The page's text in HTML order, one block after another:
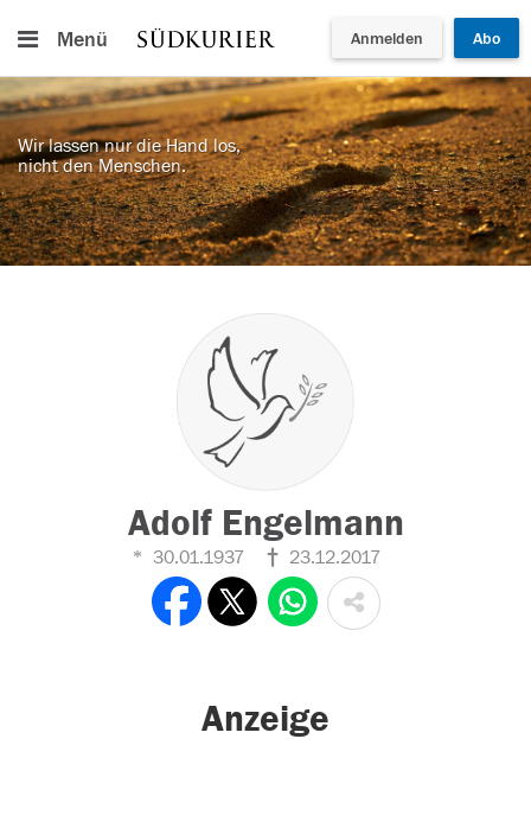
Menü Anmelden Abo
Wir lassen nur die Hand los,
nicht den Menschen.
Adolf Engelmann
30.01.1937 23.12.2017
Anzeige